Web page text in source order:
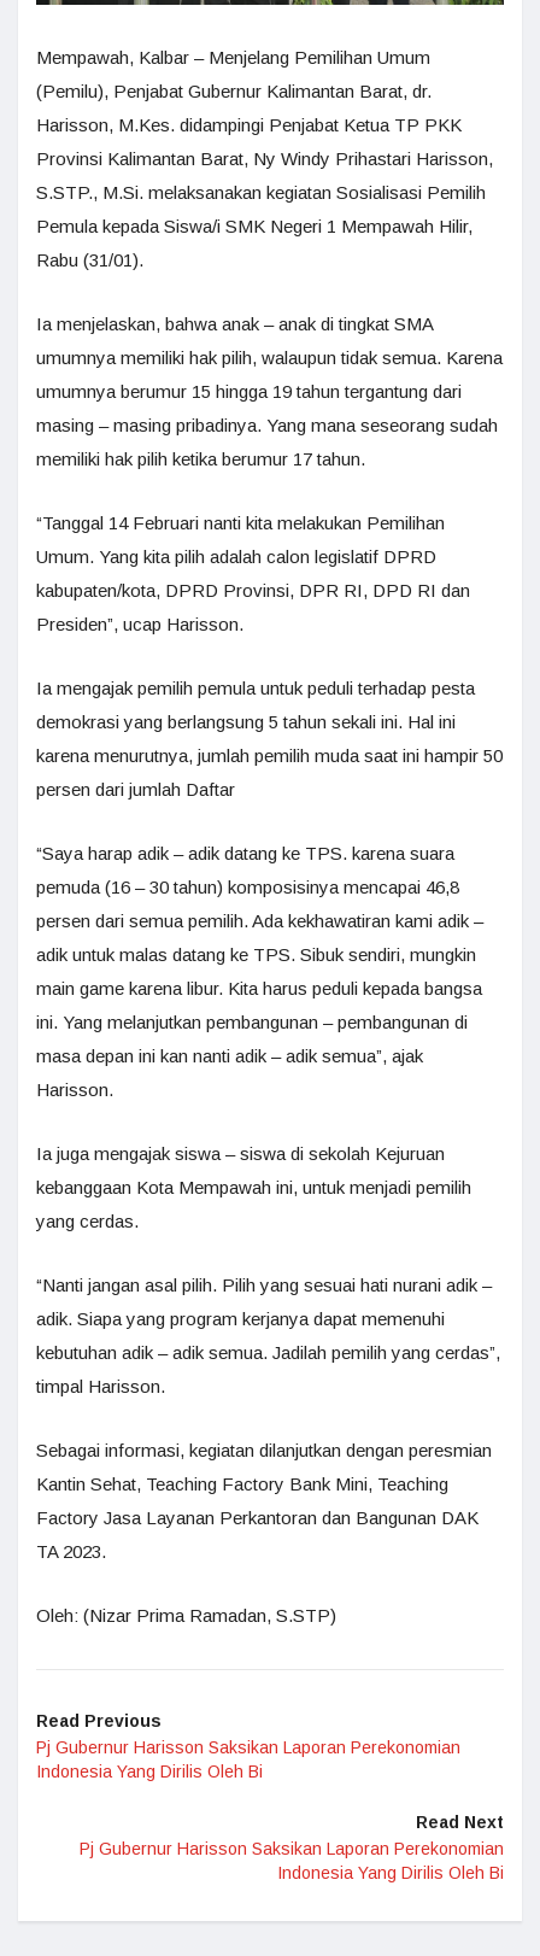
Mempawah, Kalbar – Menjelang Pemilihan Umum
(Pemilu), Penjabat Gubernur Kalimantan Barat, dr.
Harisson, M.Kes. didampingi Penjabat Ketua TP PKK
Provinsi Kalimantan Barat, Ny Windy Prihastari Harisson,
S.STP., M.Si. melaksanakan kegiatan Sosialisasi Pemilih
Pemula kepada Siswa/i SMK Negeri 1 Mempawah Hilir,
Rabu (31/01).
Ia menjelaskan, bahwa anak – anak di tingkat SMA
umumnya memiliki hak pilih, walaupun tidak semua. Karena
umumnya berumur 15 hingga 19 tahun tergantung dari
masing – masing pribadinya. Yang mana seseorang sudah
memiliki hak pilih ketika berumur 17 tahun.
“Tanggal 14 Februari nanti kita melakukan Pemilihan
Umum. Yang kita pilih adalah calon legislatif DPRD
kabupaten/kota, DPRD Provinsi, DPR RI, DPD RI dan
Presiden”, ucap Harisson.
Ia mengajak pemilih pemula untuk peduli terhadap pesta
demokrasi yang berlangsung 5 tahun sekali ini. Hal ini
karena menurutnya, jumlah pemilih muda saat ini hampir 50
persen dari jumlah Daftar
“Saya harap adik – adik datang ke TPS. karena suara
pemuda (16 – 30 tahun) komposisinya mencapai 46,8
persen dari semua pemilih. Ada kekhawatiran kami adik –
adik untuk malas datang ke TPS. Sibuk sendiri, mungkin
main game karena libur. Kita harus peduli kepada bangsa
ini. Yang melanjutkan pembangunan – pembangunan di
masa depan ini kan nanti adik – adik semua”, ajak
Harisson.
Ia juga mengajak siswa – siswa di sekolah Kejuruan
kebanggaan Kota Mempawah ini, untuk menjadi pemilih
yang cerdas.
“Nanti jangan asal pilih. Pilih yang sesuai hati nurani adik –
adik. Siapa yang program kerjanya dapat memenuhi
kebutuhan adik – adik semua. Jadilah pemilih yang cerdas”,
timpal Harisson.
Sebagai informasi, kegiatan dilanjutkan dengan peresmian
Kantin Sehat, Teaching Factory Bank Mini, Teaching
Factory Jasa Layanan Perkantoran dan Bangunan DAK
TA 2023.
Oleh: (Nizar Prima Ramadan, S.STP)
Read Previous
Pj Gubernur Harisson Saksikan Laporan Perekonomian
Indonesia Yang Dirilis Oleh Bi
Read Next
Pj Gubernur Harisson Saksikan Laporan Perekonomian
Indonesia Yang Dirilis Oleh Bi